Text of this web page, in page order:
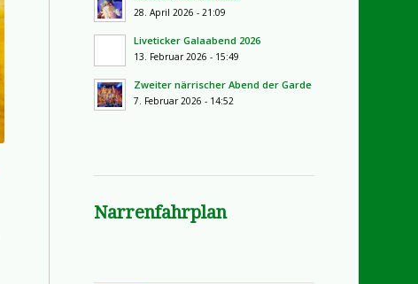
28. April 2026 - 21:09
Liveticker Galaabend 2026
13. Februar 2026 - 15:49
Zweiter närrischer Abend der Garde
7. Februar 2026 - 14:52
Narrenfahrplan